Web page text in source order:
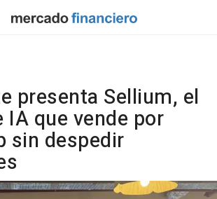
presenta Sellium, el
IA que vende por
sin despedir